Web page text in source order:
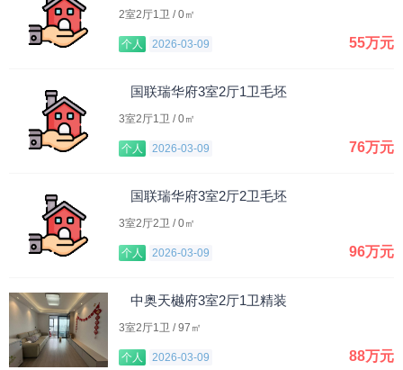
2室2厅1卫 / 0㎡
个人 2026-03-09 55万元
国联瑞华府3室2厅1卫毛坯
3室2厅1卫 / 0㎡
个人 2026-03-09 76万元
国联瑞华府3室2厅2卫毛坯
3室2厅2卫 / 0㎡
个人 2026-03-09 96万元
中奥天樾府3室2厅1卫精装
3室2厅1卫 / 97㎡
个人 2026-03-09 88万元